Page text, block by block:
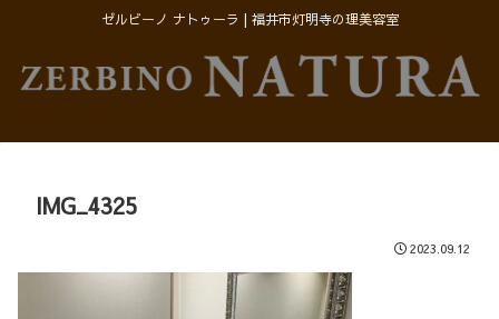
ゼルビーノ ナトゥーラ | 福井市灯明寺の理美容室
IMG_4325
2023.09.12